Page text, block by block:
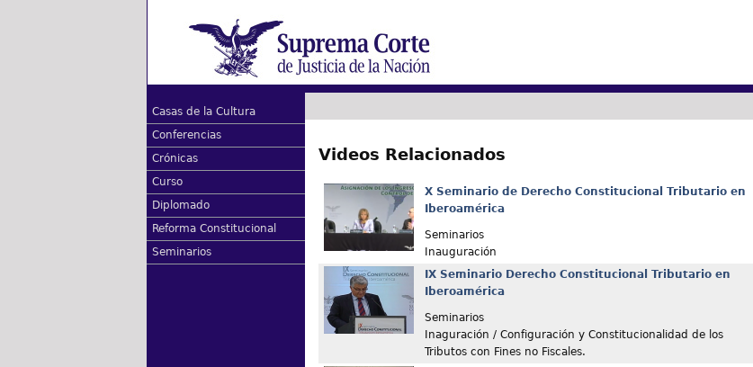
Casas de la Cultura
Conferencias
Crónicas
Curso
Diplomado
Reforma Constitucional
Seminarios
Videos Relacionados
X Seminario de Derecho Constitucional Tributario en
Iberoamérica
Seminarios
Inauguración
IX Seminario Derecho Constitucional Tributario en
Iberoamérica
Seminarios
Inaguración / Configuración y Constitucionalidad de los
Tributos con Fines no Fiscales.